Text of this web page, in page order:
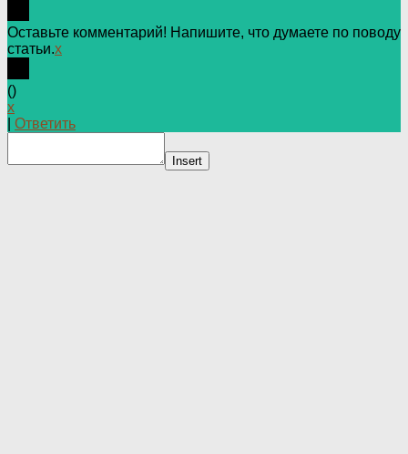
Оставьте комментарий! Напишите, что думаете по поводу
статьи.x
()
x
Ответить
Insert